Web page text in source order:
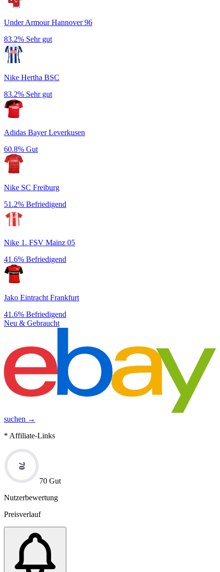
Under Armour Hannover 96
83.2% Sehr gut
Nike Hertha BSC
83.2% Sehr gut
Adidas Bayer Leverkusen
60.8% Gut
Nike SC Freiburg
51.2% Befriedigend
Nike 1. FSV Mainz 05
41.6% Befriedigend
Jako Eintracht Frankfurt
41.6% Befriedigend
Neu & Gebraucht
suchen →
* Affiliate-Links
70
70 Gut
Nutzerbewertung
Preisverlauf